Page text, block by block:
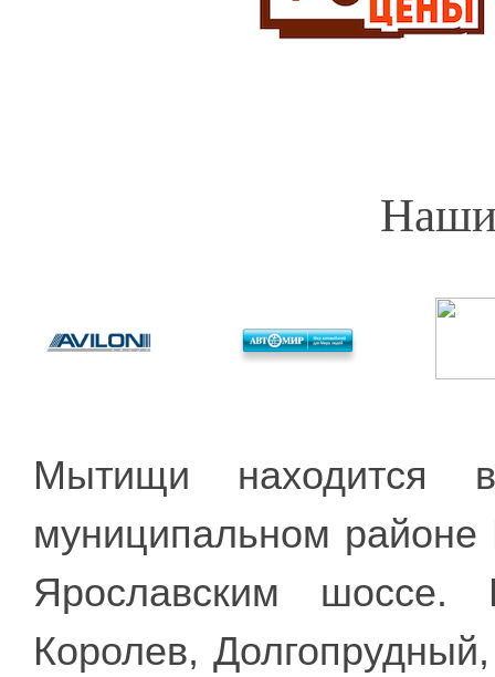
Мытищи
муниципальном
Ярославским
Королев,